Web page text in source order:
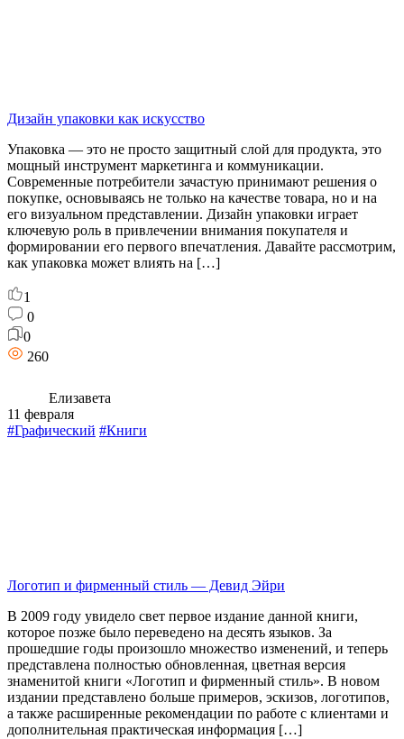
Дизайн упаковки как искусство
Упаковка — это не просто защитный слой для продукта, это
мощный инструмент маркетинга и коммуникации.
Современные потребители зачастую принимают решения о
покупке, основываясь не только на качестве товара, но и на
его визуальном представлении. Дизайн упаковки играет
ключевую роль в привлечении внимания покупателя и
формировании его первого впечатления. Давайте рассмотрим,
как упаковка может влиять на […]
1
0
0
260
Елизавета
11 февраля
#Графический #Книги
Логотип и фирменный стиль — Девид Эйри
В 2009 году увидело свет первое издание данной книги,
которое позже было переведено на десять языков. За
прошедшие годы произошло множество изменений, и теперь
представлена полностью обновленная, цветная версия
знаменитой книги «Логотип и фирменный стиль». В новом
издании представлено больше примеров, эскизов, логотипов,
а также расширенные рекомендации по работе с клиентами и
дополнительная практическая информация […]